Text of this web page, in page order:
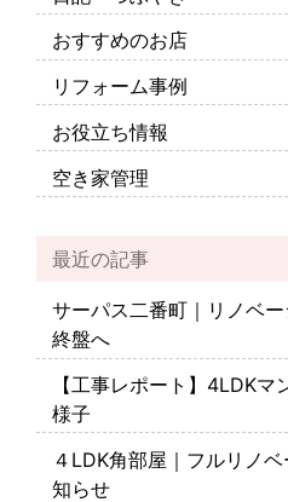
おすすめのお店
リフォーム事例
お役立ち情報
空き家管理
最近の記事
サーパス二番町｜リノベ
終盤へ
【工事レポート】4LDK
様子
４LDK角部屋｜フルリノ
知らせ